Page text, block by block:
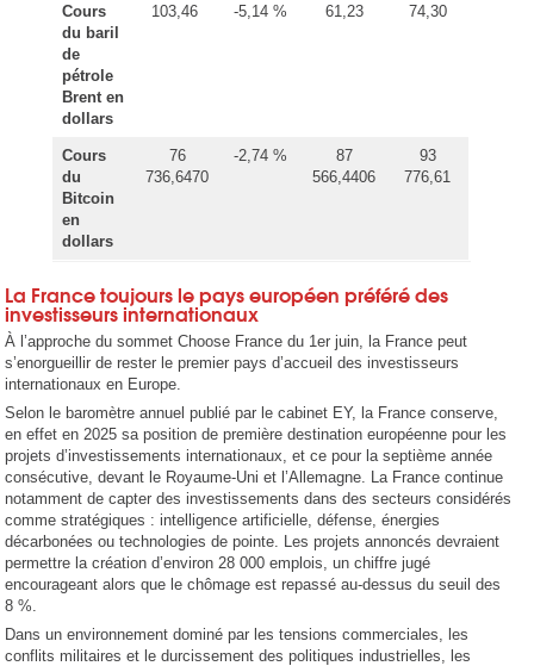
Cours
du baril
de
pétrole
Brent en
dollars
103,46 -5,14 % 61,23 74,30
Cours
du
Bitcoin
en
dollars
76
736,6470
-2,74 %
87
566,4406
93
776,61
La France toujours le pays européen préféré des
investisseurs internationaux
À l’approche du sommet Choose France du 1er juin, la France peut
s’enorgueillir de rester le premier pays d’accueil des investisseurs
internationaux en Europe.
Selon le baromètre annuel publié par le cabinet EY, la France conserve,
en effet en 2025 sa position de première destination européenne pour les
projets d’investissements internationaux, et ce pour la septième année
consécutive, devant le Royaume-Uni et l’Allemagne. La France continue
notamment de capter des investissements dans des secteurs considérés
comme stratégiques : intelligence artificielle, défense, énergies
décarbonées ou technologies de pointe. Les projets annoncés devraient
permettre la création d’environ 28 000 emplois, un chiffre jugé
encourageant alors que le chômage est repassé au-dessus du seuil des
8 %.
Dans un environnement dominé par les tensions commerciales, les
conflits militaires et le durcissement des politiques industrielles, les